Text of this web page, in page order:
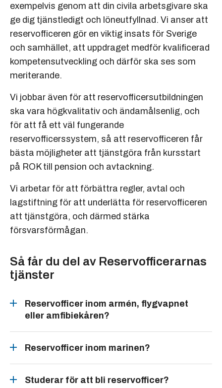
exempelvis genom att din civila arbetsgivare ska
ge dig tjänstledigt och löneutfyllnad. Vi anser att
reservofficeren gör en viktig insats för Sverige
och samhället, att uppdraget medför kvalificerad
kompetensutveckling och därför ska ses som
meriterande.
Vi jobbar även för att reservofficersutbildningen
ska vara högkvalitativ och ändamålsenlig, och
för att få ett väl fungerande
reservofficerssystem, så att reservofficeren får
bästa möjligheter att tjänstgöra från kursstart
på ROK till pension och avtackning.
Vi arbetar för att förbättra regler, avtal och
lagstiftning för att underlätta för reservofficeren
att tjänstgöra, och därmed stärka
försvarsförmågan.
Så får du del av Reservofficerarnas
tjänster
Reservofficer inom armén, flygvapnet
eller amfibiekåren?
Reservofficer inom marinen?
Studerar för att bli reservofficer?